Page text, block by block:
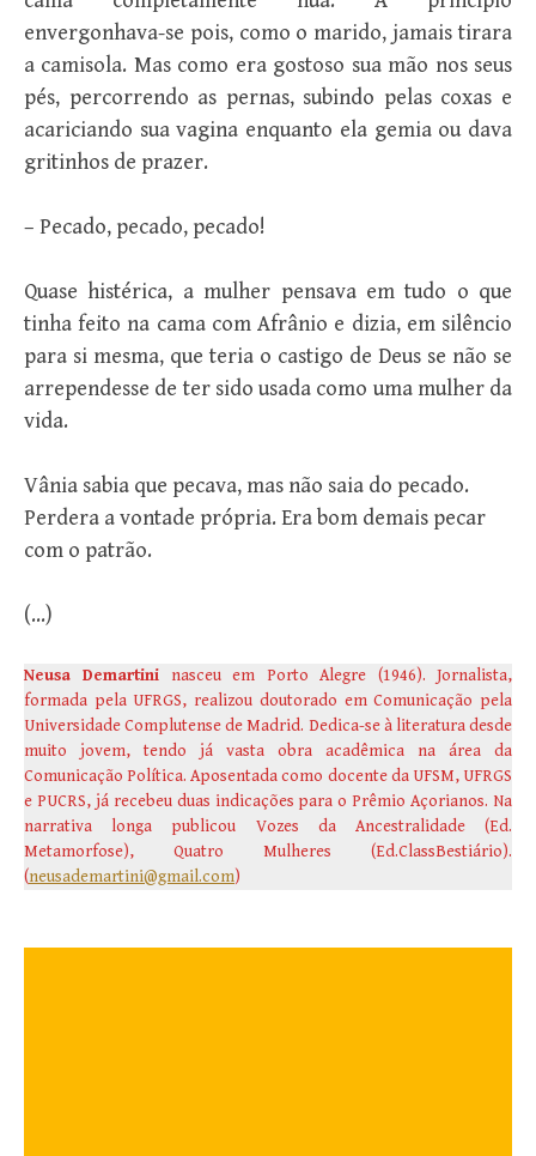
envergonhava-se pois, como o marido, jamais tirara
a camisola. Mas como era gostoso sua mão nos seus
pés, percorrendo as pernas, subindo pelas coxas e
acariciando sua vagina enquanto ela gemia ou dava
gritinhos de prazer.
– Pecado, pecado, pecado!
Quase histérica, a mulher pensava em tudo o que
tinha feito na cama com Afrânio e dizia, em silêncio
para si mesma, que teria o castigo de Deus se não se
arrependesse de ter sido usada como uma mulher da
vida.
Vânia sabia que pecava, mas não saia do pecado.
Perdera a vontade própria. Era bom demais pecar
com o patrão.
(…)
Neusa Demartini nasceu em Porto Alegre (1946). Jornalista,
formada pela UFRGS, realizou doutorado em Comunicação pela
Universidade Complutense de Madrid. Dedica-se à literatura desde
muito jovem, tendo já vasta obra acadêmica na área da
Comunicação Política. Aposentada como docente da UFSM, UFRGS
e PUCRS, já recebeu duas indicações para o Prêmio Açorianos. Na
narrativa longa publicou Vozes da Ancestralidade (Ed.
Metamorfose), Quatro Mulheres (Ed.ClassBestiário).
(neusademartini@gmail.com)